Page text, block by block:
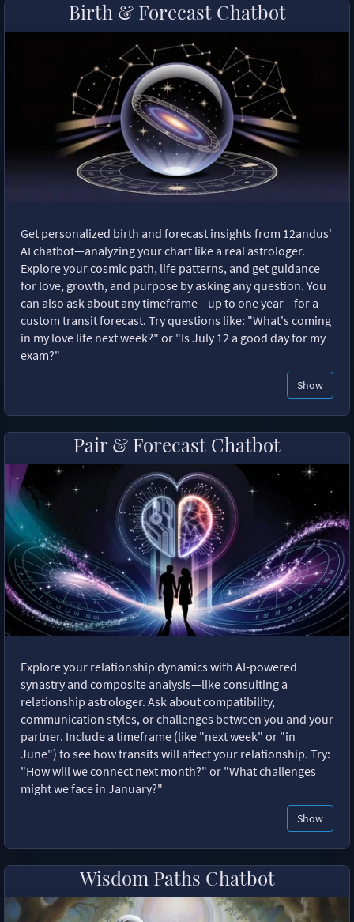
Birth & Forecast Chatbot
Get personalized birth and forecast insights from 12andus'
AI chatbot—analyzing your chart like a real astrologer.
Explore your cosmic path, life patterns, and get guidance
for love, growth, and purpose by asking any question. You
can also ask about any timeframe—up to one year—for a
custom transit forecast. Try questions like: "What's coming
in my love life next week?" or "Is July 12 a good day for my
exam?"
Show
Pair & Forecast Chatbot
Explore your relationship dynamics with AI-powered
synastry and composite analysis—like consulting a
relationship astrologer. Ask about compatibility,
communication styles, or challenges between you and your
partner. Include a timeframe (like "next week" or "in
June") to see how transits will affect your relationship. Try:
"How will we connect next month?" or "What challenges
might we face in January?"
Show
Wisdom Paths Chatbot